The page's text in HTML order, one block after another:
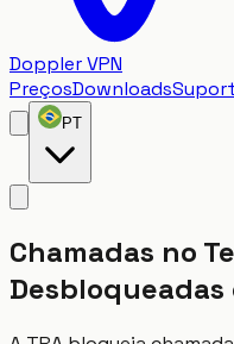
Doppler VPN
PreçosDownloads
PT
Chamadas no